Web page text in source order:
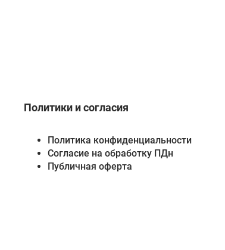
Политики и согласия
Политика конфиденциальности
Согласие на обработку ПДн
Публичная оферта